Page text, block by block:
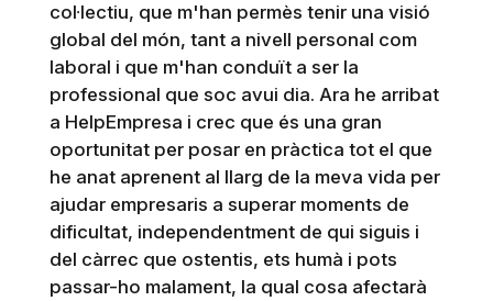
col·lectiu, que m'han permès tenir una visió
global del món, tant a nivell personal com
laboral i que m'han conduït a ser la
professional que soc avui dia. Ara he arribat
a HelpEmpresa i crec que és una gran
oportunitat per posar en pràctica tot el que
he anat aprenent al llarg de la meva vida per
ajudar empresaris a superar moments de
dificultat, independentment de qui siguis i
del càrrec que ostentis, ets humà i pots
passar-ho malament, la qual cosa afectarà